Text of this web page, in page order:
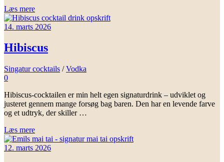
Læs mere
14. marts 2026
Hibiscus
Singatur cocktails /Vodka
0
Hibiscus-cocktailen er min helt egen signaturdrink – udviklet og
justeret gennem mange forsøg bag baren. Den har en levende farve
og et udtryk, der skiller …
Læs mere
12. marts 2026